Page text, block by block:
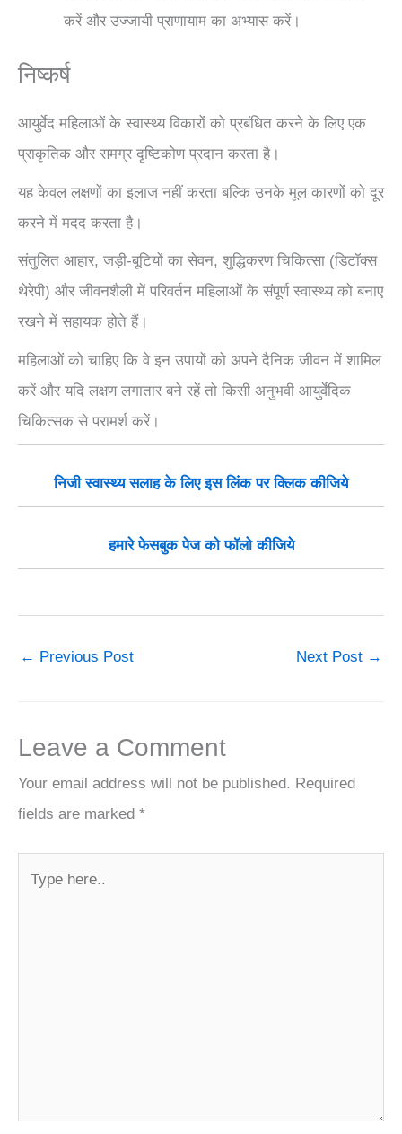
करें और उज्जायी प्राणायाम का अभ्यास करें।
निष्कर्ष
आयुर्वेद महिलाओं के स्वास्थ्य विकारों को प्रबंधित करने के लिए एक
प्राकृतिक और समग्र दृष्टिकोण प्रदान करता है।
यह केवल लक्षणों का इलाज नहीं करता बल्कि उनके मूल कारणों को दूर
करने में मदद करता है।
संतुलित आहार, जड़ी-बूटियों का सेवन, शुद्धिकरण चिकित्सा (डिटॉक्स
थेरेपी) और जीवनशैली में परिवर्तन महिलाओं के संपूर्ण स्वास्थ्य को बनाए
रखने में सहायक होते हैं।
महिलाओं को चाहिए कि वे इन उपायों को अपने दैनिक जीवन में शामिल
करें और यदि लक्षण लगातार बने रहें तो किसी अनुभवी आयुर्वेदिक
चिकित्सक से परामर्श करें।
निजी स्वास्थ्य सलाह के लिए इस लिंक पर क्लिक कीजिये
हमारे फेसबुक पेज को फॉलो कीजिये
← Previous Post Next Post →
Leave a Comment
Your email address will not be published. Required
fields are marked *